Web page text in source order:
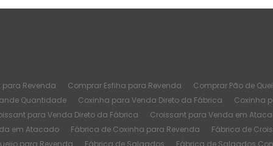
Revenda Comprar Esfiha para Revenda Comprar Pão de
Quantidade Coxinha para Venda Direto da Fábrica
Coxinha
para Venda Direto da Fábrica Croissant para Venda em
em Atacado Fábrica de Coxinha para Revenda
Fábrica de
para Revenda Fábrica de Salgados Fábrica de Salgados